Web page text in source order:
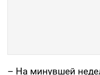
– На минувшей